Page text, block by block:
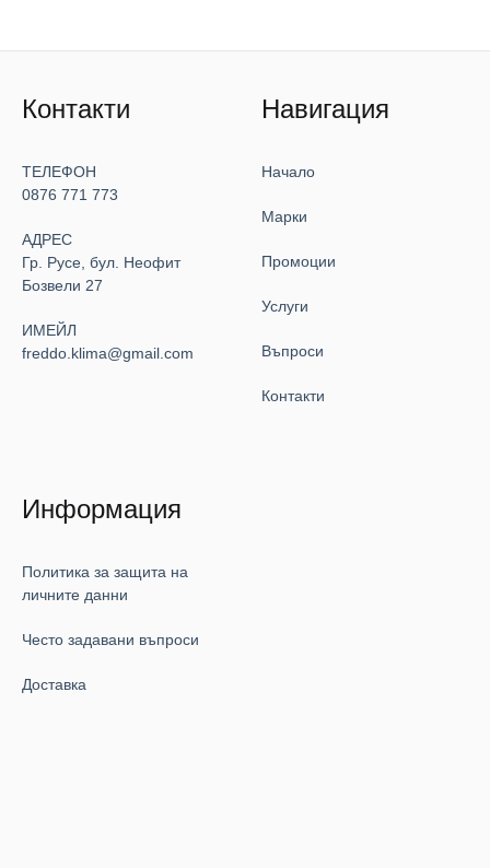
Контакти
ТЕЛЕФОН
0876 771 773
АДРЕС
Гр. Русе, бул. Неофит
Бозвели 27
ИМЕЙЛ
freddo.klima@gmail.com
Навигация
Начало
Марки
Промоции
Услуги
Въпроси
Контакти
Информация
Политика за защита на
личните данни
Често задавани въпроси
Доставка